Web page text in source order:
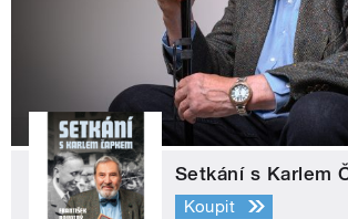
Setkání s Karlem
Koupit